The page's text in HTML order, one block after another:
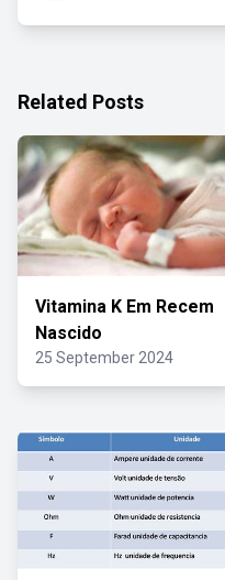
Related Posts
Vitamina K Em Recem
Nascido
25 September 2024